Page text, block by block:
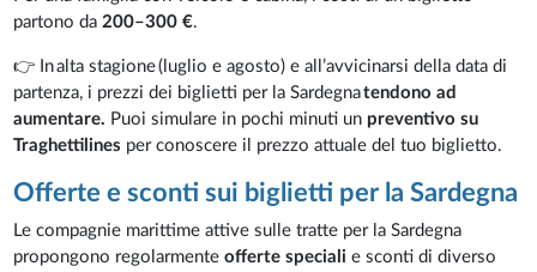
partono da200–300 €.
👉 In alta stagione (luglio e agosto) e all’avvicinarsi della data di
partenza, i prezzi dei biglietti per la Sardegnatendono ad
aumentare. Puoi simulare in pochi minuti un preventivo su
Traghettilines per conoscere il prezzo attuale del tuo biglietto.
Offerte e sconti sui biglietti per la Sardegna
Le compagnie marittime attive sulle tratte per la Sardegna
propongono regolarmenteofferte speciali e sconti di diverso